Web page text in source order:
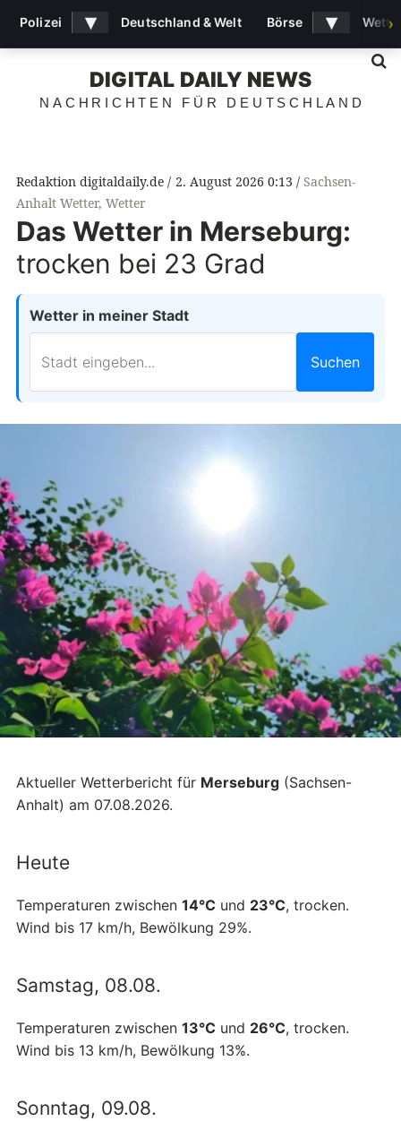
DIGITAL DAILY NEWS
NACHRICHTEN FÜR DEUTSCHLAND
Redaktion digitaldaily.de 2. August 2026 0:13
Sachsen-
Anhalt Wetter, Wetter
Das Wetter in Merseburg:
trocken bei 23 Grad
Wetter in meiner Stadt
Suchen
Aktueller Wetterbericht für Merseburg (Sachsen-
Anhalt) am 07.08.2026.
Heute
Temperaturen zwischen 14°C und 23°C, trocken.
Wind bis 17 km/h, Bewölkung 29%.
Samstag, 08.08.
Temperaturen zwischen 13°C und 26°C, trocken.
Wind bis 13 km/h, Bewölkung 13%.
Sonntag, 09.08.
Polizei ▾ Deutschland & Welt Börse ▾ ›